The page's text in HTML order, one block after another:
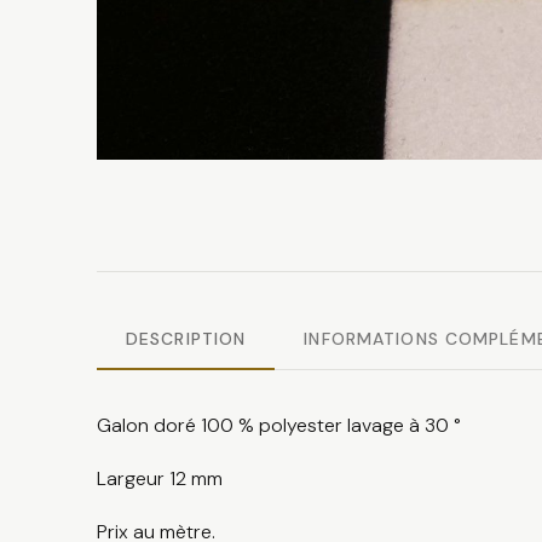
DESCRIPTION INFORMATIONS
Galon doré 100 % polyester lavage à 30 °
Largeur 12 mm
Prix au mètre.